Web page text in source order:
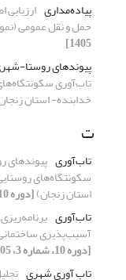
پیاده‌مداری
حمل و نقل عمومی
1405]
پیوندهای روستا-
تاب‌آوری
خدابنده- استان
ت
تاب‌آوری پیوندهای
سکونتگاه‌های
استان زنجان)[دوره 10، شماره 3، 1405]
تاب‌آوری
آسیب‌پذیری
[دوره 10، شماره 3، 1405]
تاب آوری شهری